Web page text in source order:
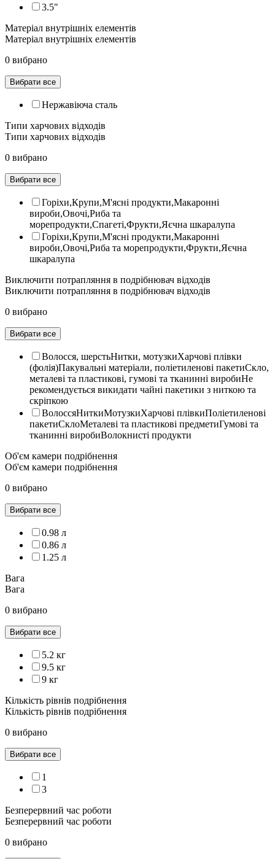
3.5"
Матеріал внутрішніх елементів
Матеріал внутрішніх елементів
0 вибрано
Вибрати все
Нержавіюча сталь
Типи харчових відходів
Типи харчових відходів
0 вибрано
Вибрати все
Горіхи,Крупи,М'ясні продукти,Макаронні
вироби,Овочі,Риба та
морепродукти,Спагеті,Фрукти,Яєчна шкаралупа
Горіхи,Крупи,М'ясні продукти,Макаронні
вироби,Овочі,Риба та морепродукти,Фрукти,Яєчна
шкаралупа
Виключити потрапляння в подрібнювач відходів
Виключити потрапляння в подрібнювач відходів
0 вибрано
Вибрати все
Волосся, шерстьНитки, мотузкиХарчові плівки
(фолія)Пакувальні матеріали, поліетиленові пакетиСкло,
металеві та пластикові, гумові та тканинні виробиНе
рекомендується викидати чайні пакетики з ниткою та
скріпкою
ВолоссяНиткиМотузкиХарчові плівкиПоліетиленові
пакетиСклоМеталеві та пластикові предметиГумові та
тканинні виробиВолокнисті продукти
Об'єм камери подрібнення
Об'єм камери подрібнення
0 вибрано
Вибрати все
0.98 л
0.86 л
1.25 л
Вага
Вага
0 вибрано
Вибрати все
5.2 кг
9.5 кг
9 кг
Кількість рівнів подрібнення
Кількість рівнів подрібнення
0 вибрано
Вибрати все
1
3
Безперервний час роботи
Безперервний час роботи
0 вибрано